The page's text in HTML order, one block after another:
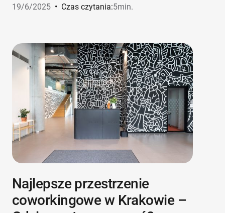
19/6/2025 • Czas czytania:5min.
Najlepsze przestrzenie
coworkingowe w Krakowie –